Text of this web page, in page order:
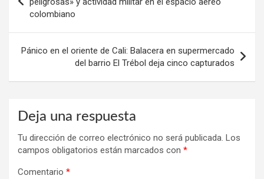
entradas
colombiano
Pánico en el oriente de Cali: Balacera en supermercado
del barrio El Trébol deja cinco capturados
Deja una respuesta
Tu dirección de correo electrónico no será publicada. Los
campos obligatorios están marcados con *
Comentario *